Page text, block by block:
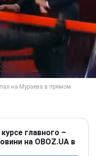
главного –
на OBOZ.UA в